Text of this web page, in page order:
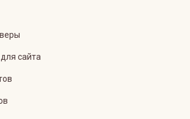
сайта